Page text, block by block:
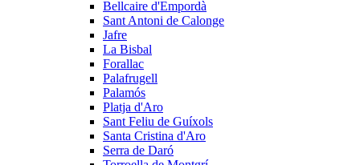
Bellcaire d'Empordà
Sant Antoni de Calonge
Jafre
La Bisbal
Forallac
Palafrugell
Palamós
Platja d'Aro
Sant Feliu de Guíxols
Santa Cristina d'Aro
Serra de Daró